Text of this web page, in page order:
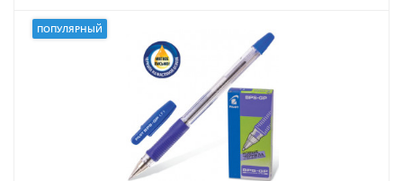
ПОПУЛЯРНЫЙ